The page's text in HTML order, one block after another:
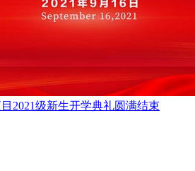
2021级新生开学典礼圆满结束